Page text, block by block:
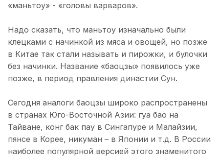
«маньтоу» - «головы варваров».
Надо сказать, что маньтоу изначально были
клецками с начинкой из мяса и овощей, но позже
в Китае так стали называть и пирожки, и булочки
без начинки. Название «баоцзы» появилось уже
позже, в период правления династии Сун.
Сегодня аналоги баоцзы широко распространены
в странах Юго-Восточной Азии: гуа бао на
Тайване, конг бак пау в Сингапуре и Малайзии,
пянсе в Корее, никуман – в Японии и т.д. В России
наиболее популярной версией этого знаменитого